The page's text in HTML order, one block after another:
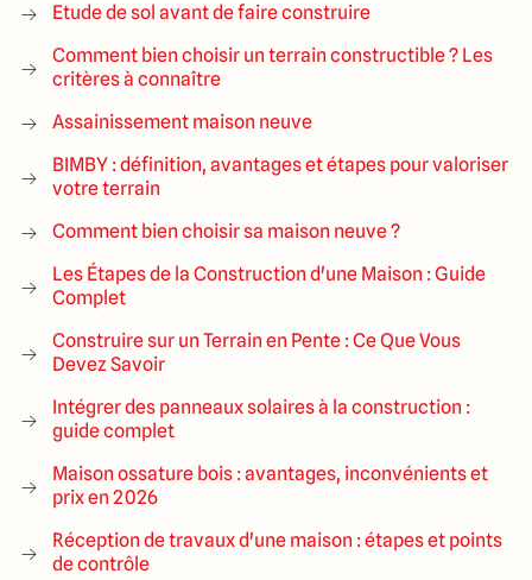
Etude de sol avant de faire construire
Comment bien choisir un terrain constructible ? Les
critères à connaître
Assainissement maison neuve
BIMBY : définition, avantages et étapes pour valoriser
votre terrain
Comment bien choisir sa maison neuve ?
Les Étapes de la Construction d'une Maison : Guide
Complet
Construire sur un Terrain en Pente : Ce Que Vous
Devez Savoir
Intégrer des panneaux solaires à la construction :
guide complet
Maison ossature bois : avantages, inconvénients et
prix en 2026
Réception de travaux d'une maison : étapes et points
de contrôle